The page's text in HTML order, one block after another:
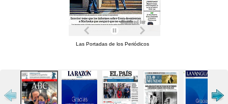
Las Portadas de los Periódicos